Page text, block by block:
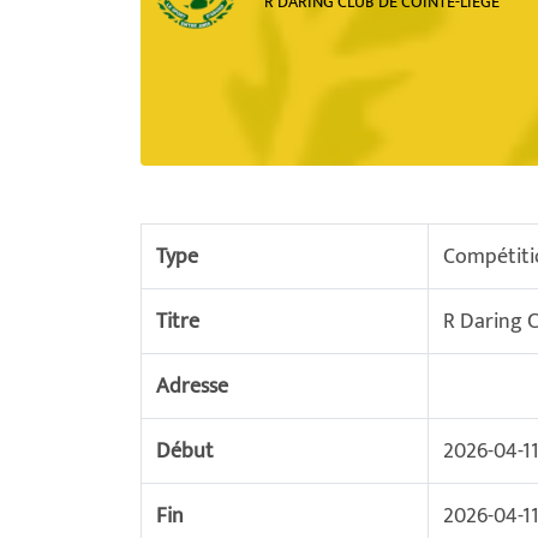
Type
Titre
R Daring
Adresse
Début
2026-04-
Fin
2026-04-